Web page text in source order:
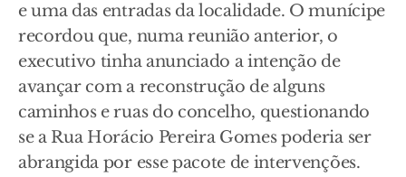
e uma das entradas da localidade. O munícipe
recordou que, numa reunião anterior, o
executivo tinha anunciado a intenção de
avançar com a reconstrução de alguns
caminhos e ruas do concelho, questionando
se a Rua Horácio Pereira Gomes poderia ser
abrangida por esse pacote de intervenções.